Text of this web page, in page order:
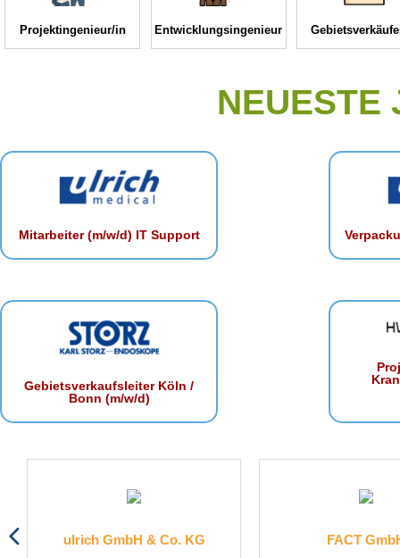
Projektingenieur/in Entwicklungsingenieur
NEUESTE
Mitarbeiter (m/w/d) IT Support
Gebietsverkaufsleiter Köln /
Bonn (m/w/d)
ulrich GmbH & Co. KG FACT